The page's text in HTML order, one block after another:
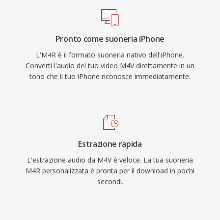
transcodifica senza necessità di conversione.
con le impostazioni iOS per chiamate, sveglie e
avvisi per contatto. I vantaggi pratici includono
la distribuzione semplice a qualsiasi iPhone
tramite sincronizzazione iTunes o AirDrop, una
riproduzione di alta qualità grazie al codec AAC
immediata del chiamante.
Pronto come suoneria iPhone
L'M4R è il formato suoneria nativo dell'iPhone.
Converti l'audio del tuo video M4V direttamente in un
tono che il tuo iPhone riconosce immediatamente.
Estrazione rapida
L'estrazione audio da M4V è veloce. La tua suoneria
M4R personalizzata è pronta per il download in pochi
secondi.